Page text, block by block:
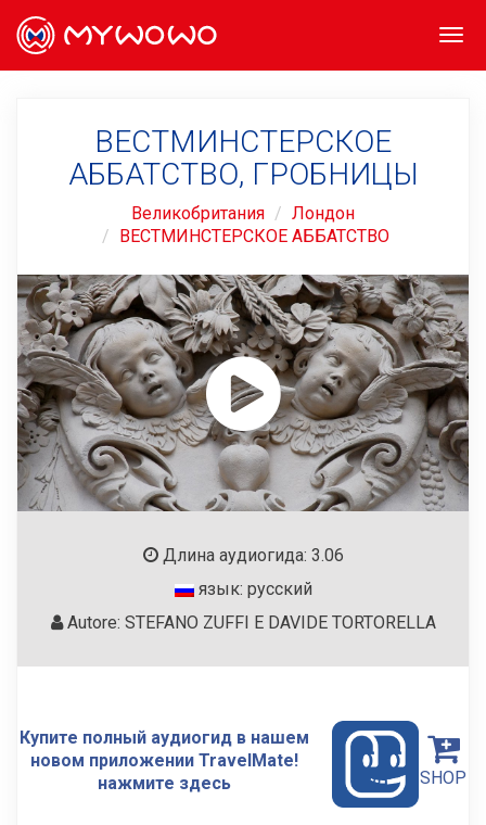
ВЕСТМИНСТЕРСКОЕ
АББАТСТВО, ГРОБНИЦЫ
Великобритания
Лондон
ВЕСТМИНСТЕРСКОЕ АББАТСТВО
Длина аудиогида: 3.06
язык: русский
Autore: STEFANO ZUFFI E DAVIDE TORTORELLA
Купите полный аудиогид в нашем
новом приложении TravelMate!
нажмите здесь
SHOP